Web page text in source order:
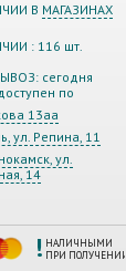
В МАГАЗИНАХ
: 116 шт.
сегодня
по
13аа
ул. Репина, 11
ул.
14
НАЛИЧНЫМИ
ПРИ ПОЛУЧЕНИИ